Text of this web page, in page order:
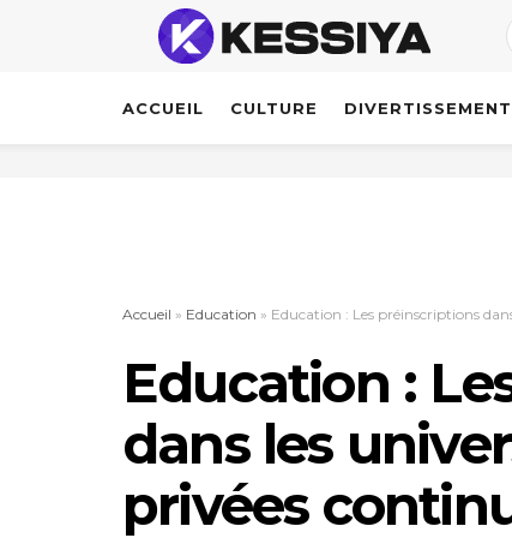
ACCUEIL CULTURE DIVERTISSEMENT
Accueil » Education » Education : Les préinscriptions
Education :
dans les
privées